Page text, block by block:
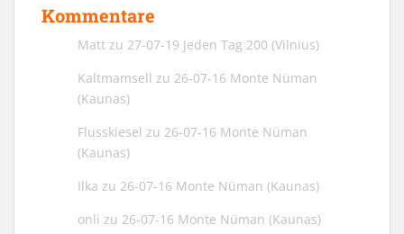
Kommentare
Matt zu 27-07-19 Jeden Tag 200 (Vilnius)
Kaltmamsell zu 26-07-16 Monte Nüman
(Kaunas)
Flusskiesel zu 26-07-16 Monte Nüman
(Kaunas)
Ilka zu 26-07-16 Monte Nüman (Kaunas)
onli zu 26-07-16 Monte Nüman (Kaunas)